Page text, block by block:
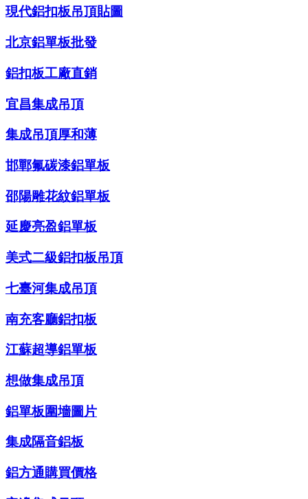
現代鋁扣板吊頂貼圖
北京鋁單板批發
鋁扣板工廠直銷
宜昌集成吊頂
集成吊頂厚和薄
邯鄲氟碳漆鋁單板
邵陽雕花紋鋁單板
延慶亮盈鋁單板
美式二級鋁扣板吊頂
七臺河集成吊頂
南充客廳鋁扣板
江蘇超導鋁單板
想做集成吊頂
鋁單板圍墻圖片
集成隔音鋁板
鋁方通購買價格